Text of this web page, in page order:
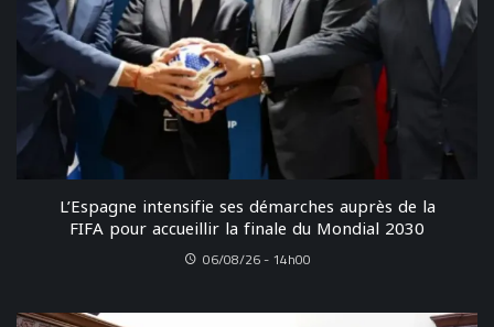
L’Espagne intensifie ses démarches auprès de la
FIFA pour accueillir la finale du Mondial 2030
06/08/26 - 14h00